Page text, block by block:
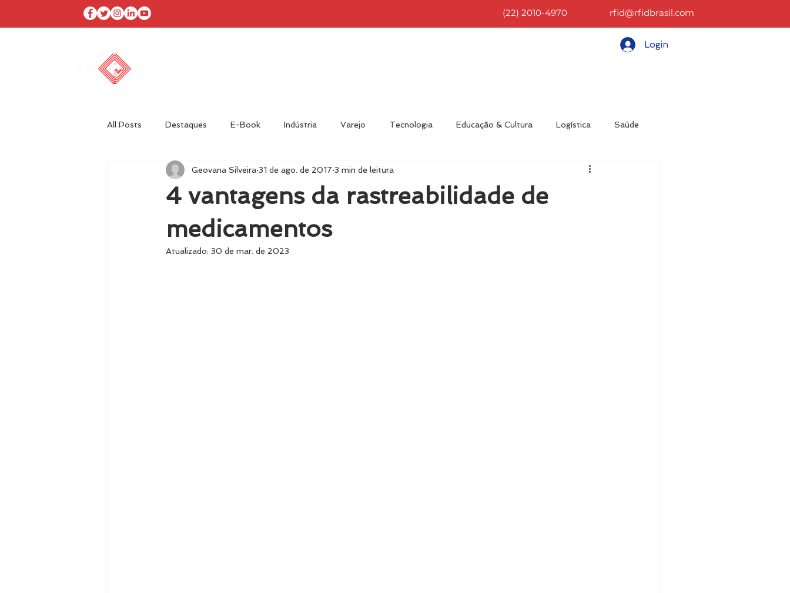
(22) 2010-4970 rfid@rfidbrasil.com
Login
All Posts Destaques E-Book Indústria Varejo Tecnologia Educação & Cultura Logística Saúde
Agenda RFID Brasil Autor Convidado Eventos Novidades Materiais
4 vantagens da rastreabilidade de
medicamentos
Geovana Silveira 31 de ago. de 2017 3 min de leitura
Atualizado: 30 de mar. de 2023